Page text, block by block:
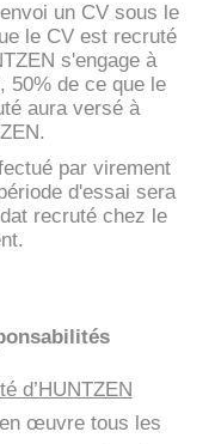
un CV sous le
le CV est recruté
s'engage à
50% de ce que le
aura versé à
par virement
d'essai sera
recruté chez le
d’HUNTZEN
œuvre tous les